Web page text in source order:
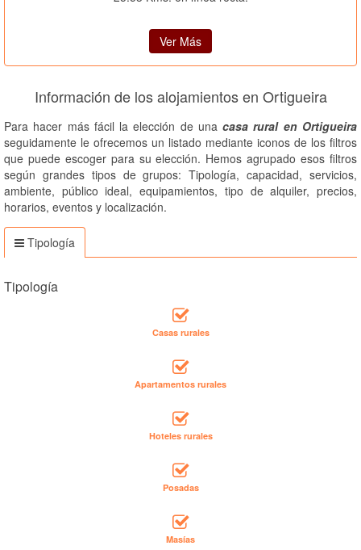
Ver Más
Información de los alojamientos en Ortigueira
Para hacer más fácil la elección de unacasa rural en Ortigueira
seguidamente le ofrecemos un listado mediante iconos de los filtros
que puede escoger para su elección. Hemos agrupado esos filtros
según grandes tipos de grupos: Tipología, capacidad, servicios,
ambiente, público ideal, equipamientos, tipo de alquiler, precios,
horarios, eventos y localización.
Tipología
Tipología
Casas rurales
Apartamentos rurales
Hoteles rurales
Posadas
Masías